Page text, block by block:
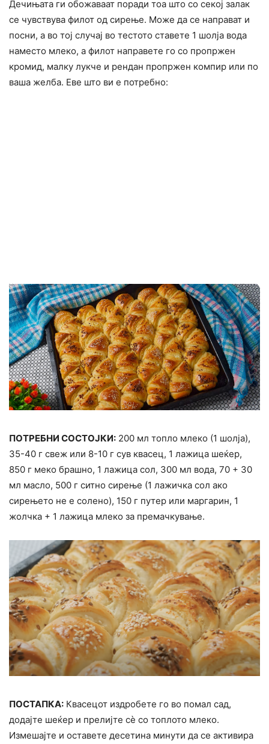
Дечињата ги обожаваат поради тоа што со секој залак
се чувствува филот од сирење. Може да се направат и
посни, а во тој случај во тестото ставете 1 шолја вода
наместо млеко, а филот направете го со пропржен
кромид, малку лукче и рендан пропржен компир или по
ваша желба. Еве што ви е потребно:
ПОТРЕБНИ СОСТОЈКИ: 200 мл топло млеко (1 шолја),
35-40 г свеж или 8-10 г сув квасец, 1 лажица шеќер,
850 г меко брашно, 1 лажица сол, 300 мл вода, 70 + 30
мл масло, 500 г ситно сирење (1 лажичка сол ако
сирењето не е солено), 150 г путер или маргарин, 1
жолчка + 1 лажица млеко за премачкување.
ПОСТАПКА: Квасецот издробете го во помал сад,
додајте шеќер и прелијте сè со топлото млеко.
Измешајте и оставете десетина минути да се активира